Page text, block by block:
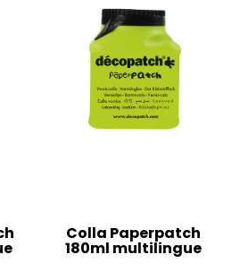
Colla Paperpatch
180ml multilingue